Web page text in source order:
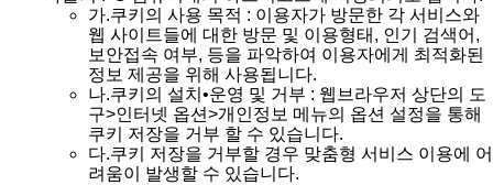
가.쿠키의 사용 목적 : 이용자가 방문한 각 서비스와
웹 사이트들에 대한 방문 및 이용형태, 인기 검색어,
보안접속 여부, 등을 파악하여 이용자에게 최적화된
정보 제공을 위해 사용됩니다.
나.쿠키의 설치•운영 및 거부 : 웹브라우저 상단의 도
구>인터넷 옵션>개인정보 메뉴의 옵션 설정을 통해
쿠키 저장을 거부 할 수 있습니다.
다.쿠키 저장을 거부할 경우 맞춤형 서비스 이용에 어
려움이 발생할 수 있습니다.